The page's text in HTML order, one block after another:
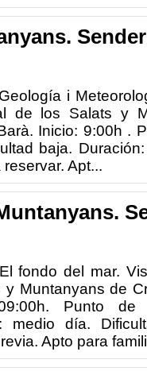
i
de los Salats y
Inicio: 9:00h .
baja.
Apt...
fondo del mar.
Muntanyans de
Punto de
medio día.
Apto para